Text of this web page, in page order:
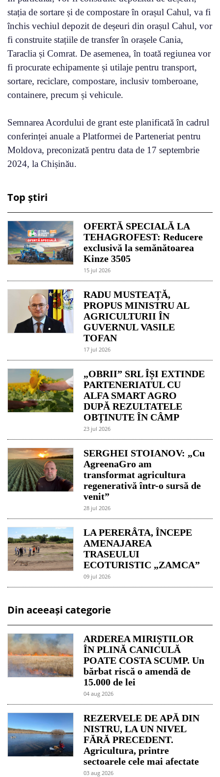
stația de sortare și de compostare în orașul Cahul, va fi
închis vechiul depozit de deșeuri din orașul Cahul, vor
fi construite stațiile de transfer în orașele Cania,
Taraclia și Comrat. De asemenea, în toată regiunea vor
fi procurate echipamente și utilaje pentru transport,
sortare, reciclare, compostare, inclusiv tomberoane,
containere, precum și vehicule.
Semnarea Acordului de grant este planificată în cadrul
conferinței anuale a Platformei de Parteneriat pentru
Moldova, preconizată pentru data de 17 septembrie
2024, la Chișinău.
Top știri
OFERTĂ SPECIALĂ LA
TEHAGROFEST: Reducere
exclusivă la semănătoarea
Kinze 3505
15 jul 2026
RADU MUSTEAȚĂ,
PROPUS MINISTRU AL
AGRICULTURII ÎN
GUVERNUL VASILE
TOFAN
17 jul 2026
„OBRII” SRL ÎȘI EXTINDE
PARTENERIATUL CU
ALFA SMART AGRO
DUPĂ REZULTATELE
OBȚINUTE ÎN CÂMP
23 jul 2026
SERGHEI STOIANOV: „Cu
AgreenaGro am
transformat agricultura
regenerativă într-o sursă de
venit”
28 jul 2026
LA PERERÂTA, ÎNCEPE
AMENAJAREA
TRASEULUI
ECOTURISTIC „ZAMCA”
09 jul 2026
Din aceeași categorie
ARDEREA MIRIȘTILOR
ÎN PLINĂ CANICULĂ
POATE COSTA SCUMP. Un
bărbat riscă o amendă de
15.000 de lei
04 aug 2026
REZERVELE DE APĂ DIN
NISTRU, LA UN NIVEL
FĂRĂ PRECEDENT.
Agricultura, printre
sectoarele cele mai afectate
03 aug 2026